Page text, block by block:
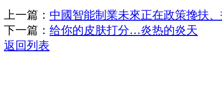
上一篇： 中國智能制業未來正在政策搀扶
下一篇： 给你的皮肤打分…炎热的炎天
返回列表